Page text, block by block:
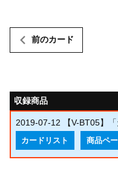
前のカード
収録商品
2019-07-12 【V-BT05】
カードリスト 商品ペ